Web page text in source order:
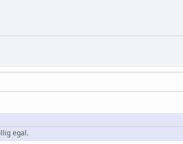
egal.